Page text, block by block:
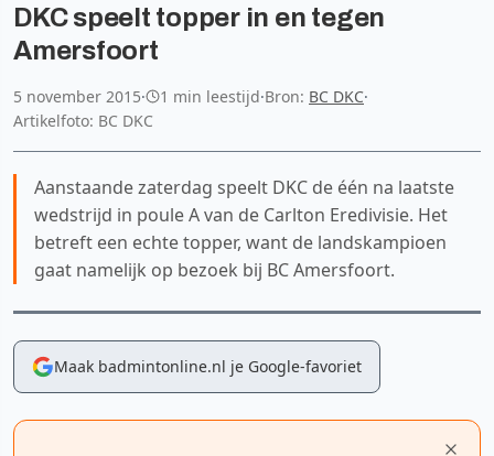
DKC speelt topper in en tegen
Amersfoort
5 november 2015· 1 min leestijd·Bron: BC DKC·
Artikelfoto: BC DKC
Aanstaande zaterdag speelt DKC de één na laatste
wedstrijd in poule A van de Carlton Eredivisie. Het
betreft een echte topper, want de landskampioen
gaat namelijk op bezoek bij BC Amersfoort.
Maak badmintonline.nl je Google-favoriet